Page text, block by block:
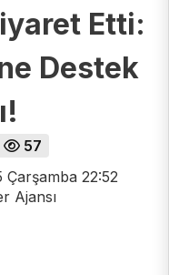
Etti:
Destek
57
Çarşamba 22:52
Ajansı